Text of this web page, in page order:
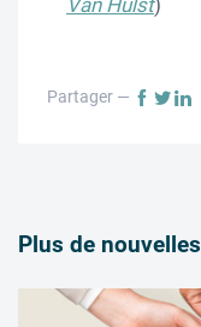
Partager —
Plus de nouvelles